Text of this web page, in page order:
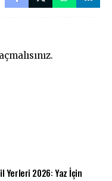
.
Yerleri 2026: Yaz İçin